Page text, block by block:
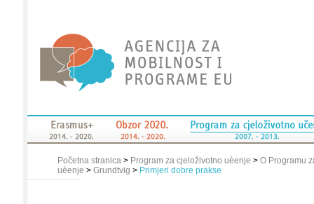
Početna stranica > Program za cjeloživotno uèenje > O Programu
uèenje > Grundtvig > Primjeri dobre prakse